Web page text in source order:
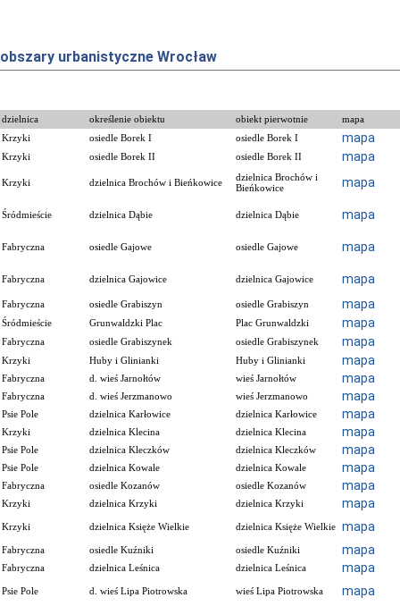
obszary urbanistyczne Wrocław
dzielnica określenie obiektu obiekt pierwotnie
mapa
Krzyki
osiedle Borek I osiedle Borek I mapa
Krzyki osiedle Borek II osiedle Borek II mapa
Krzyki dzielnica Brochów i Bieńkowice
dzielnica Brochów i
Bieńkowice
mapa
Śródmieście dzielnica Dąbie dzielnica Dąbie mapa
Fabryczna osiedle Gajowe osiedle Gajowe mapa
Fabryczna dzielnica Gajowice dzielnica Gajowice mapa
Fabryczna osiedle Grabiszyn osiedle Grabiszyn mapa
Śródmieście Grunwaldzki Plac Plac Grunwaldzki mapa
Fabryczna osiedle Grabiszynek osiedle Grabiszynek mapa
Krzyki Huby i Glinianki Huby i Glinianki mapa
Fabryczna d. wieś Jarnołtów wieś Jarnołtów mapa
Fabryczna d. wieś Jerzmanowo wieś Jerzmanowo mapa
Psie Pole dzielnica Karłowice dzielnica Karłowice mapa
Krzyki dzielnica Klecina dzielnica Klecina mapa
Psie Pole dzielnica Kleczków dzielnica Kleczków mapa
Psie Pole dzielnica Kowale dzielnica Kowale mapa
Fabryczna osiedle Kozanów osiedle Kozanów mapa
Krzyki dzielnica Krzyki dzielnica Krzyki mapa
Krzyki dzielnica Księże Wielkie dzielnica Księże Wielkie mapa
Fabryczna osiedle Kuźniki osiedle Kuźniki mapa
Fabryczna dzielnica Leśnica dzielnica Leśnica mapa
Psie Pole d. wieś Lipa Piotrowska wieś Lipa Piotrowska mapa